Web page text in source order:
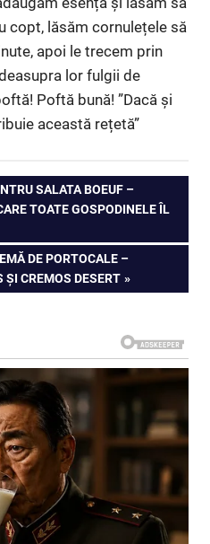
copt, lăsăm cornulețele să
apoi le trecem prin
lor fulgii de
Poftă bună! ”Dacă și
această rețetă”
SALATA BOEUF –
TOATE GOSPODINELE ÎL
DE PORTOCALE –
CREMOS DESERT